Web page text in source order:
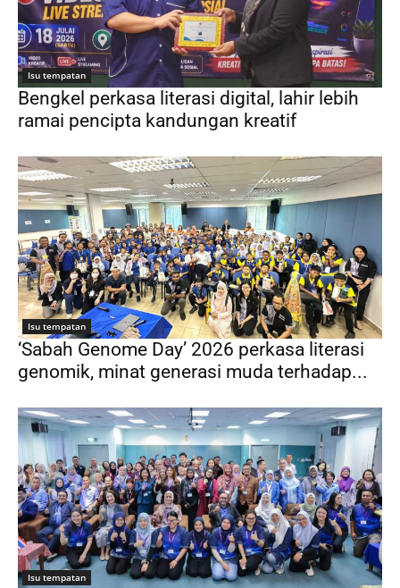
Isu tempatan
Bengkel perkasa literasi digital, lahir lebih
ramai pencipta kandungan kreatif
Isu tempatan
‘Sabah Genome Day’ 2026 perkasa literasi
genomik, minat generasi muda terhadap...
Isu tempatan